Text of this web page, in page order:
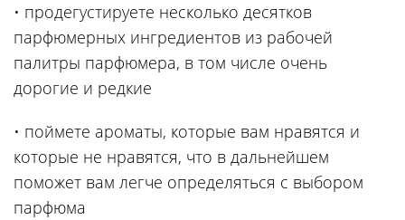
• продегустируете несколько десятков
парфюмерных ингредиентов из рабочей
палитры парфюмера, в том числе очень
дорогие и редкие
• поймете ароматы, которые вам нравятся и
которые не нравятся, что в дальнейшем
поможет вам легче определяться с выбором
парфюма